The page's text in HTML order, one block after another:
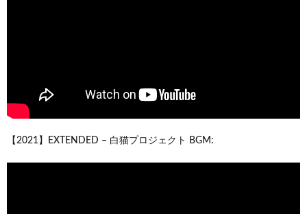
【2021】EXTENDED – 白猫プロジェクト BGM: